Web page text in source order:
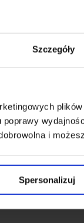
Szczegóły
i
Spersonalizuj